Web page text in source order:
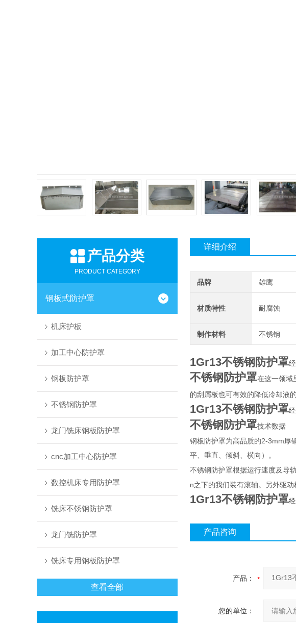
产品分类
PRODUCT CATEGORY
钢板式防护罩
机床护板
加工中心防护罩
钢板防护罩
不锈钢防护罩
龙门铣床钢板防护罩
cnc加工中心防护罩
数控机床专用防护罩
铣床不锈钢防护罩
龙门铣防护罩
铣床专用钢板防护罩
查看全部
详细介绍
品牌 雄鹰
材质特性 耐腐蚀
制作材料 不锈钢
1Gr13不锈钢防护罩
不锈钢防护罩在这一领域
的刮屑板也可有效的降低冷却液
1Gr13不锈钢防护罩
不锈钢防护罩技术数据
钢板防护罩为高品质的2-3mm厚
平、垂直、倾斜、横向）。
不锈钢防护罩根据运行速度及导
n之下的我们装有滚轴。另外驱
1Gr13不锈钢防护罩
产品咨询
产品：
您的单位：